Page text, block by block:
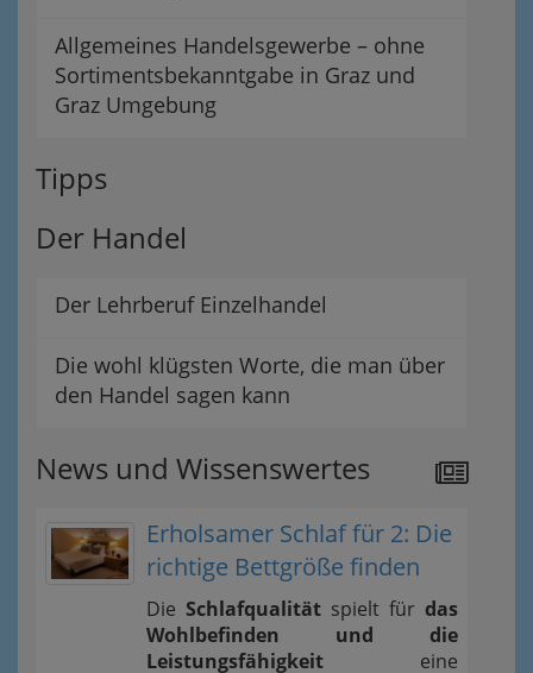
Allgemeines Handelsgewerbe – ohne
Sortimentsbekanntgabe in Graz und
Graz Umgebung
Tipps
Der Handel
Der Lehrberuf Einzelhandel
Die wohl klügsten Worte, die man über
den Handel sagen kann
News und Wissenswertes
Erholsamer Schlaf für 2: Die
richtige Bettgröße finden
Die Schlafqualität spielt für das
Wohlbefinden und die
Leistungsfähigkeit eine